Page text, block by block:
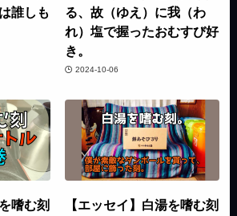
誰しも
る、故（ゆえ）に我（わ
れ）塩で握ったおむすび好
き。
2024-10-06
嗜む刻
【エッセイ】白湯を嗜む刻